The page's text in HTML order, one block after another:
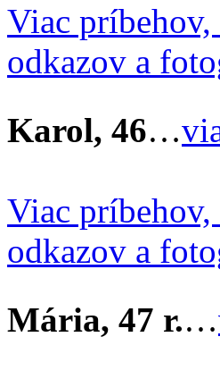
Viac príbehov,
odkazov a
Karol, 46…
Viac príbehov,
odkazov a
Mária, 47 r.…